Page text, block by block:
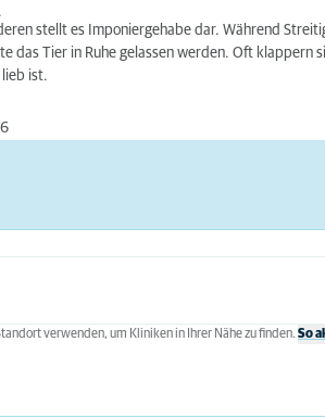
stellt es Imponiergehabe dar. Während
das Tier in Ruhe gelassen werden. Oft klappern
lieb ist.
verwenden, um Kliniken in Ihrer Nähe zu finden. So